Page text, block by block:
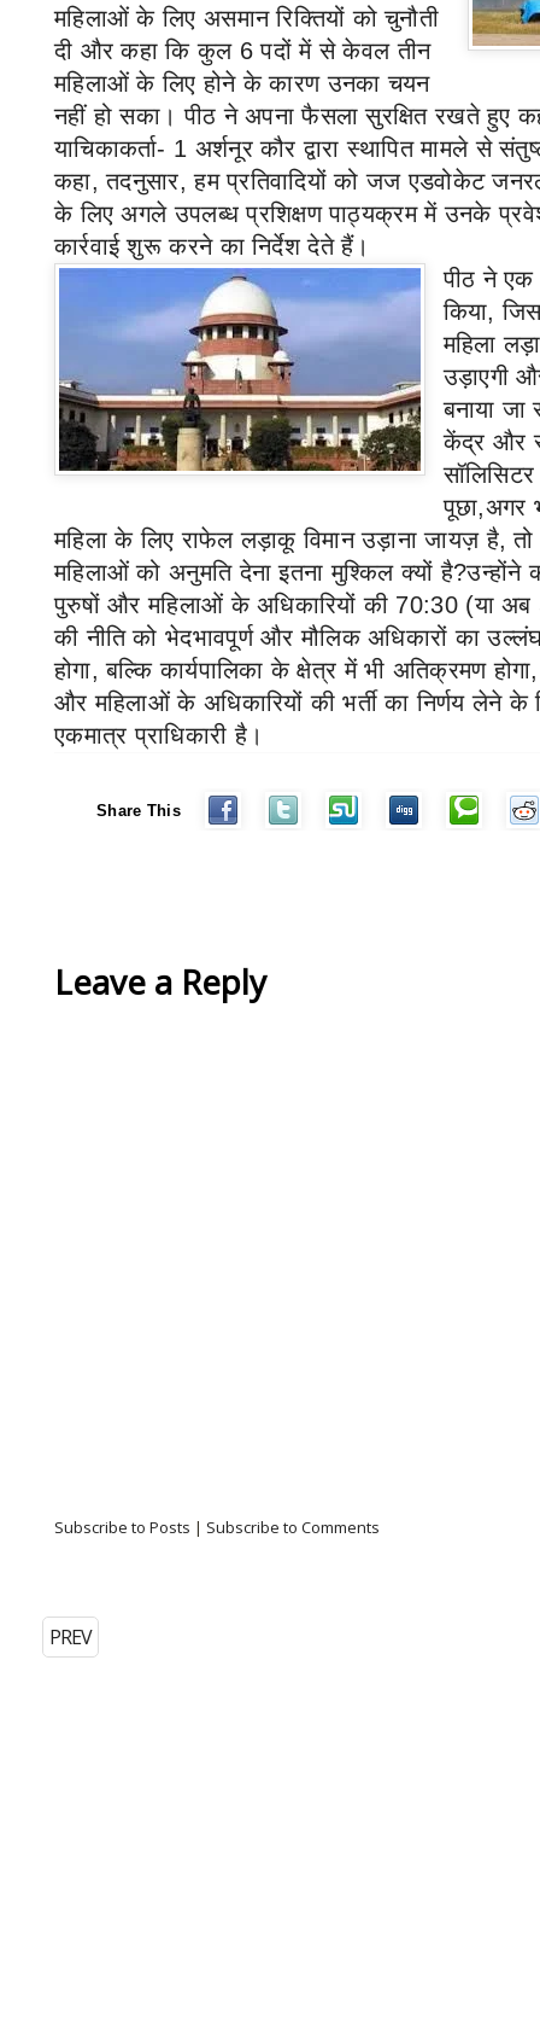
महिलाओं के लिए असमान रिक्तियों को चुनौती
दी और कहा कि कुल 6पदों में से केवल तीन
महिलाओं के लिए होने के कारण उनका चयन
नहीं हो सका। पीठ ने अपना फैसला सुरक्षित रखते हुए
याचिकाकर्ता- 1 अर्शनूर कौर द्वारा स्थापित मामले से
कहा,तदनुसार,हम प्रतिवादियों को जज एडवोकेट
के लिए अगले उपलब्ध प्रशिक्षण पाठ्यक्रम में उनके
कार्रवाई शुरू करने का निर्देश देते हैं।
पीठ ने
किया,
महिला
उड़ाएगी
बनाया जा
केंद्र और
पूछा,अगर
महिला के लिए राफेल लड़ाकू विमान उड़ाना जायज़ है,
महिलाओं को अनुमति देना इतना मुश्किल क्यों है?उन्होंने
पुरुषों और महिलाओं के अधिकारियों की 70:30 (या अब
की नीति को भेदभावपूर्ण और मौलिक अधिकारों का
होगा,बल्कि कार्यपालिका के क्षेत्र में भी अतिक्रमण होगा
और महिलाओं के अधिकारियों की भर्ती का निर्णय लेने
एकमात्र प्राधिकारी है।
Share This
Leave a Reply
Subscribe to Posts | Subscribe to Comments
PREV